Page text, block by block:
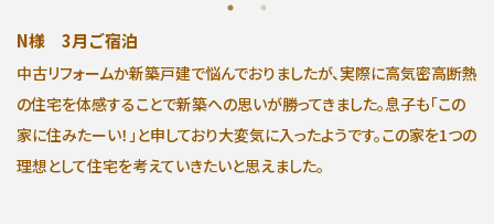
N様 3月ご宿泊
中古リフォームか新築戸建で悩んでおりましたが、実際に高気密高断熱
の住宅を体感することで新築への思いが勝ってきました。息子も「この
家に住みたーい！」と申しており大変気に入ったようです。この家を1つの
理想として住宅を考えていきたいと思えました。